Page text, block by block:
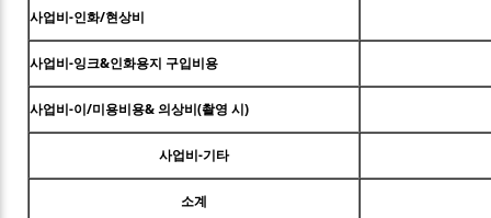
사업비-인화/현상비
사업비-잉크&인화용지 구입비용
사업비-이/미용비용& 의상비(촬영 시)
사업비-기타
소계